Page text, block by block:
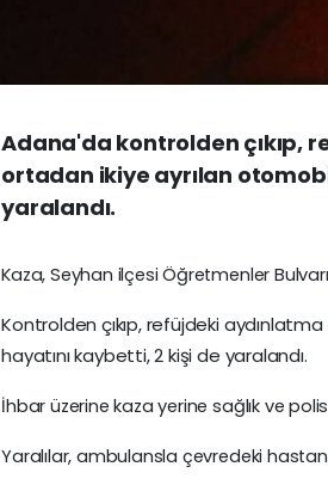
Adana'da kontrolden çıkıp,
ortadan ikiye ayrılan
yaralandı.
Kaza, Seyhan ilçesi Öğretmenler
Kontrolden çıkıp, refüjdeki
hayatını kaybetti, 2 kişi de yaralandı.
İhbar üzerine kaza yerine sağlık ve
Yaralılar, ambulansla çevredeki